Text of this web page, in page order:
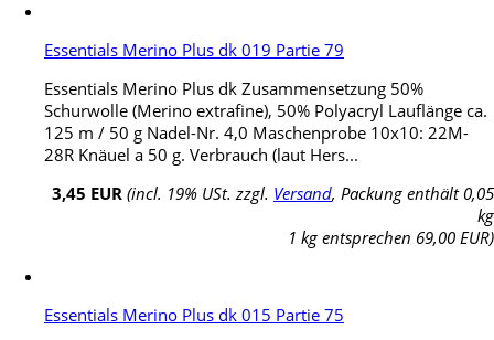
Essentials Merino Plus dk 019 Partie 79
Essentials Merino Plus dk Zusammensetzung 50%
Schurwolle (Merino extrafine), 50% Polyacryl Lauflänge ca.
125 m / 50 g Nadel-Nr. 4,0 Maschenprobe 10x10: 22M-
28R Knäuel a 50 g. Verbrauch (laut Hers...
3,45 EUR (incl. 19% USt. zzgl. Versand, Packung enthält 0,05
kg
1 kg entsprechen 69,00 EUR)
Essentials Merino Plus dk 015 Partie 75